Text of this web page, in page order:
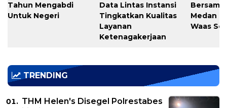
Tahun Mengabdi
Untuk Negeri
Data Lintas Instansi
Tingkatkan Kualitas
Layanan
Ketenagakerjaan
Bersama
Medan
Waas
TRENDING
THM Helen's Disegel Polrestabes